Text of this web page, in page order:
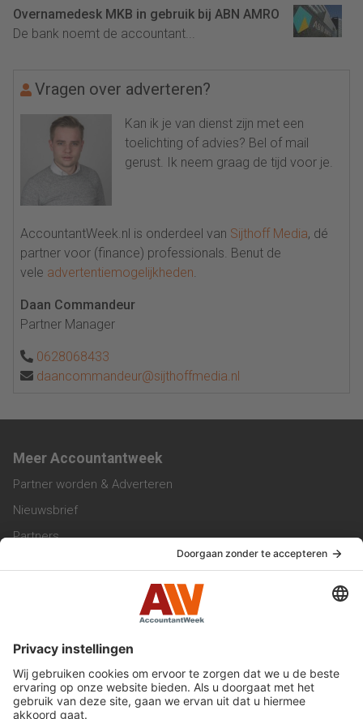
Overnamedesk MKB in gebruik bij ABN AMRO
De bank noemt de accountant...
Vragen over adverteren?
Kan ik je van dienst zijn met een
toelichting of advies? Bel of mail
gerust. Ik neem graag de tijd voor je.
AccountantWeek.nl is onderdeel van Sijthoff Media, dé
partner voor (finance) professionals. Benut de
vele advertentiemogelijkheden
Daan Commandeur
Partner Manager
0628068433
daancommandeur@sijthoffmedia.nl
Meer Accountantweek
Partner worden & Adverteren
Nieuwsbrief
Partners
Werken bij ons
Privacy Statement